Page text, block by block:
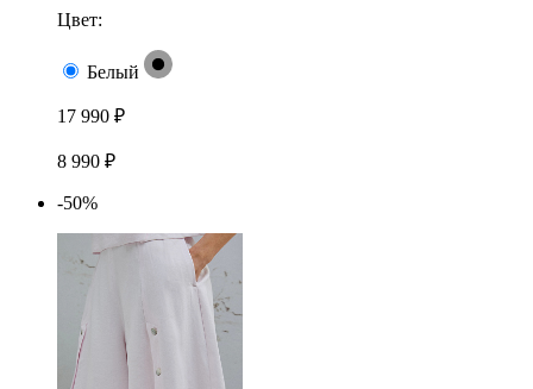
Цвет:
Белый
17 990 ₽
8 990 ₽
-50%